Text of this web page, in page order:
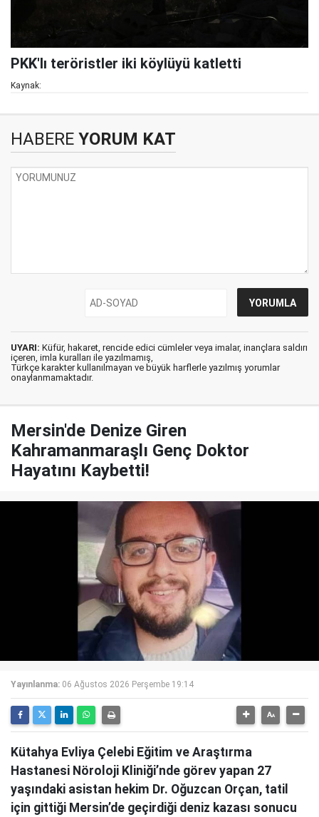
PKK'lı teröristler iki köylüyü katletti
Kaynak:
HABERE YORUM KAT
UYARI: Küfür, hakaret, rencide edici cümleler veya imalar, inançlara saldırı
içeren, imla kuralları ile yazılmamış,
Türkçe karakter kullanılmayan ve büyük harflerle yazılmış yorumlar
onaylanmamaktadır.
Mersin'de Denize Giren
Kahramanmaraşlı Genç Doktor
Hayatını Kaybetti!
Yayınlanma: 06 Ağustos 2026 Perşembe 19:14
Kütahya Evliya Çelebi Eğitim ve Araştırma
Hastanesi Nöroloji Kliniği’nde görev yapan 27
yaşındaki asistan hekim Dr. Oğuzcan Orçan, tatil
için gittiği Mersin’de geçirdiği deniz kazası sonucu